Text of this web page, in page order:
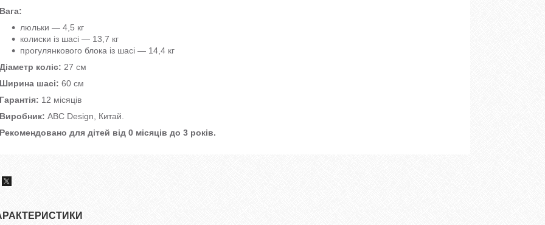
Вага:
люльки — 4,5 кг
колиски із шасі — 13,7 кг
прогулянкового блока із шасі — 14,4 кг
Діаметр коліс: 27 см
Ширина шасі: 60 см
Гарантія: 12 місяців
Виробник: ABC Design, Китай.
Рекомендовано для дітей від 0 місяців до 3 років.